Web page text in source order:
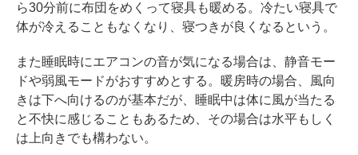
ら30分前に布団をめくって寝具も暖める。冷たい寝具で
体が冷えることもなくなり、寝つきが良くなるという。
また睡眠時にエアコンの音が気になる場合は、静音モー
ドや弱風モードがおすすめとする。暖房時の場合、風向
きは下へ向けるのが基本だが、睡眠中は体に風が当たる
と不快に感じることもあるため、その場合は水平もしく
は上向きでも構わない。